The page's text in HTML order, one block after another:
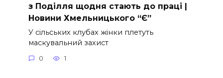
з Поділля щодня стають до праці |
Новини Хмельницького “Є”
У сільських клубах жінки плетуть
маскувальний захист
0 1